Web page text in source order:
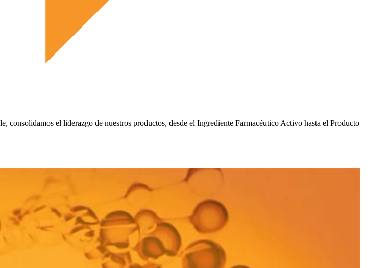
consolidamos el liderazgo de nuestros productos, desde el Ingrediente Farmacéutico Activo hasta el Producto